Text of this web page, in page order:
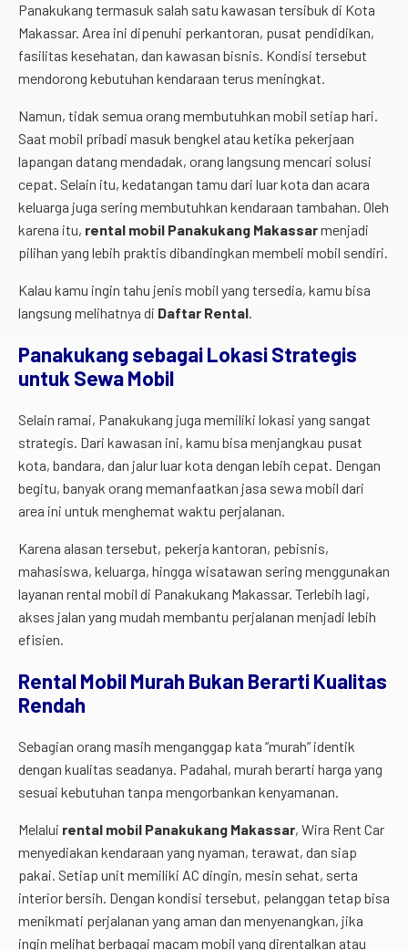
Panakukang termasuk salah satu kawasan tersibuk di Kota
Makassar. Area ini dipenuhi perkantoran, pusat pendidikan,
fasilitas kesehatan, dan kawasan bisnis. Kondisi tersebut
mendorong kebutuhan kendaraan terus meningkat.
Namun, tidak semua orang membutuhkan mobil setiap hari.
Saat mobil pribadi masuk bengkel atau ketika pekerjaan
lapangan datang mendadak, orang langsung mencari solusi
cepat. Selain itu, kedatangan tamu dari luar kota dan acara
keluarga juga sering membutuhkan kendaraan tambahan. Oleh
karena itu, rental mobil Panakukang Makassarmenjadi
pilihan yang lebih praktis dibandingkan membeli mobil sendiri.
Kalau kamu ingin tahu jenis mobil yang tersedia, kamu bisa
langsung melihatnya di Daftar Rental.
Panakukang sebagai Lokasi Strategis
untuk Sewa Mobil
Selain ramai, Panakukang juga memiliki lokasi yang sangat
strategis. Dari kawasan ini, kamu bisa menjangkau pusat
kota, bandara, dan jalur luar kota dengan lebih cepat. Dengan
begitu, banyak orang memanfaatkan jasa sewa mobil dari
area ini untuk menghemat waktu perjalanan.
Karena alasan tersebut, pekerja kantoran, pebisnis,
mahasiswa, keluarga, hingga wisatawan sering menggunakan
layanan rental mobil di Panakukang Makassar. Terlebih lagi,
akses jalan yang mudah membantu perjalanan menjadi lebih
efisien.
Rental Mobil Murah Bukan Berarti Kualitas
Rendah
Sebagian orang masih menganggap kata “murah” identik
dengan kualitas seadanya. Padahal, murah berarti harga yang
sesuai kebutuhan tanpa mengorbankan kenyamanan.
Melalui rental mobil Panakukang Makassar, Wira Rent Car
menyediakan kendaraan yang nyaman, terawat, dan siap
pakai. Setiap unit memiliki AC dingin, mesin sehat, serta
interior bersih. Dengan kondisi tersebut, pelanggan tetap bisa
menikmati perjalanan yang aman dan menyenangkan, jika
ingin melihat berbagai macam mobil yang direntalkan atau